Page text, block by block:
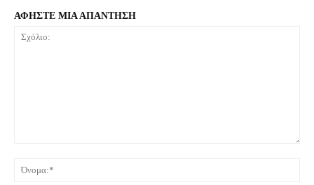
ΑΦΗΣΤΕ ΜΙΑ ΑΠΑΝΤΗΣΗ